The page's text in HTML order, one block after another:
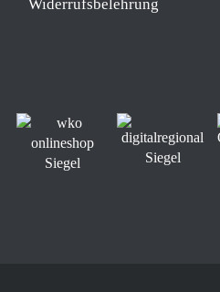
Widerrufsbelehrung